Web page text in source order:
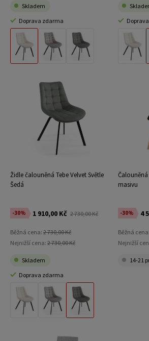
Skladem
Doprava zdarma
Židle čalouněná Tebe Velvet Světle
Šedá
-30% 1 910,00 Kč 2 730,00 Kč
Běžná cena: 2 730,00 Kč
Nejnižší cena: 2 730,00 Kč
Skladem
Doprava zdarma
masivu
-30% 4
Běžná
Nejnižší
14-21